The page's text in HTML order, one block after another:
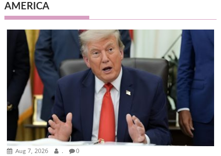
AMERICA
Aug 7, 2026 . 0